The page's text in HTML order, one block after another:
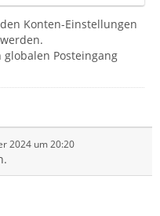
Konten-Einstellungen
Posteingang
2024 um 20:20